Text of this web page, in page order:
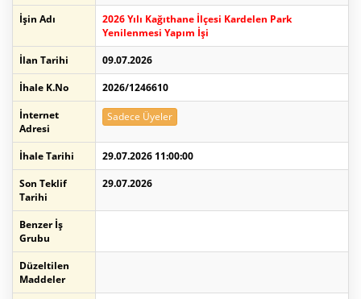
İşin Adı
2026 Yılı Kağıthane İlçesi Kardelen Park
Yenilenmesi Yapım İşi
İlan Tarihi
09.07.2026
İhale K.No
2026/1246610
İnternet
Adresi
Sadece Üyeler
İhale Tarihi
29.07.2026 11:00:00
Son Teklif
Tarihi
29.07.2026
Benzer İş
Grubu
Düzeltilen
Maddeler